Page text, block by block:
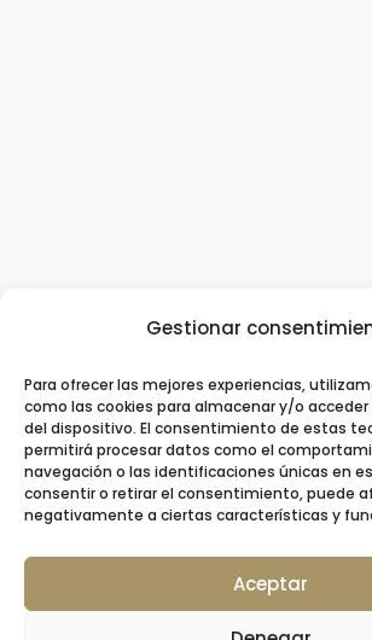
Gestionar
Para ofrecer las mejores experiencias,
como las cookies para almacenar y/o
del dispositivo. El consentimiento de estas
permitirá procesar datos como el
navegación o las identificaciones únicas en
consentir o retirar el consentimiento, puede
negativamente a ciertas características y
Aceptar
Clínica Dental Ziortza Ugarte/
dentales/Ortodoncia/
/Contacto
© 2026 Clínica Dental Ziortza